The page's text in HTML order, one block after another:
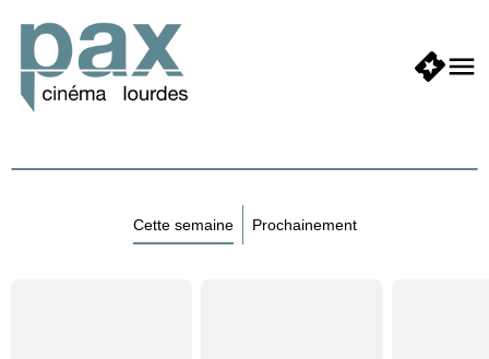
Cette semaine Prochainement